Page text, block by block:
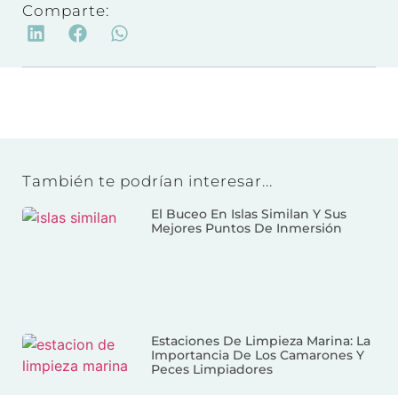
Comparte:
También te podrían interesar...
El Buceo En Islas Similan Y Sus
Mejores Puntos De Inmersión
Estaciones De Limpieza Marina: La
Importancia De Los Camarones Y
Peces Limpiadores